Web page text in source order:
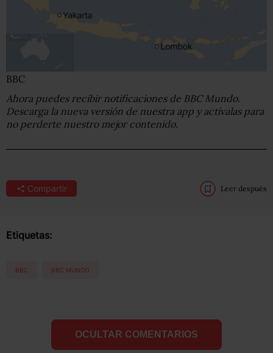
BBC
Ahora puedes recibir notificaciones de BBC Mundo.
Descarga la nueva versión de nuestra app y actívalas para
no perderte nuestro mejor contenido.
Compartir Leer después
Etiquetas:
BBC BBC MUNDO
OCULTAR COMENTARIOS